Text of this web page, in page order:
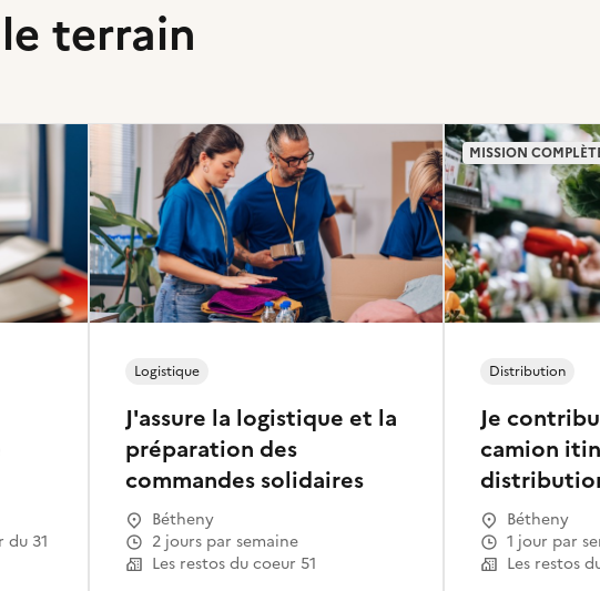
terrain
J'assure la logistique et la
préparation des
commandes solidaires
Logistique
Bétheny
2 jours par semaine
Les restos du coeur 51
Je
camion
de 1ere
(aliments,
plus
Distribution
Bétheny
1 jour par
Les restos
MISSION